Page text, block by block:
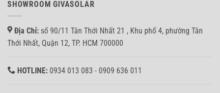
SHOWROOM GIVASOLAR
Địa Chỉ: số 90/11 Tân Thới Nhất 21 , Khu phố 4, phường Tân
Thới Nhất, Quận 12, TP. HCM 700000
HOTLINE: 0934 013 083 - 0909 636 011